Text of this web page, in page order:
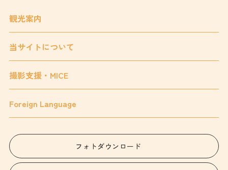
観光案内
当サイトについて
撮影支援・MICE
Foreign Language
フォトダウンロード